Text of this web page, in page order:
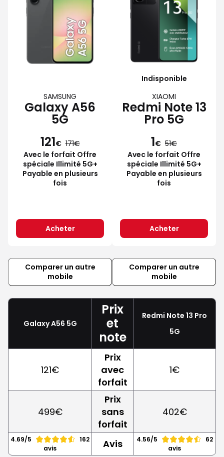
SAMSUNG
Galaxy A56
5G
121€ 171
Avec le forfait Offre
spéciale Illimité 5G+
Payable en plusieurs
fois
Acheter
Indisponible
XIAOMI
Redmi Note 13
Pro 5G
1€ 51
Avec le forfait Offre
spéciale Illimité 5G+
Payable en plusieurs
fois
Acheter
Comparer un autre
mobile
Comparer un autre
mobile
Galaxy A56 5G
Prix
et
note
Redmi Note 13 Pro
5G
121€
Prix
avec
forfait
1€
499€
Prix
sans
forfait
402€
4.69/5
162
avis
Avis 4.56/5
62
avis